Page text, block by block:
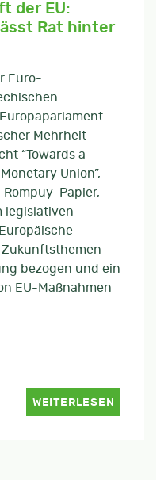
der EU:
Rat hinter
Euro-
Mehrheit
“Towards a
Union”,
Papier,
legislativen
Zukunftsthemen
bezogen und ein
EU-Maßnahmen
WEITERLESEN